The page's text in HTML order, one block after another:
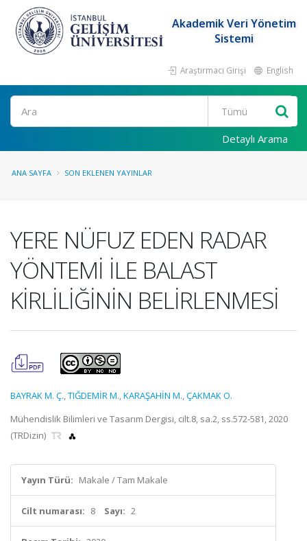
Akademik Veri Yönetim
Sistemi
Araştırmacı Girişi English
Ara
Detaylı Arama
ANA SAYFA SON EKLENEN YAYINLAR
YERE NÜFUZ EDEN RADAR
YÖNTEMİ İLE BALAST
KİRLİLİĞİNİN BELİRLENMESİ
BAYRAK M. Ç.,TIĞDEMİR M.,KARAŞAHİN M.,ÇAKMAK O.
Mühendislik Bilimleri ve Tasarım Dergisi, cilt.8, sa.2, ss.572-581, 2020
(TRDizin)
Yayın Türü: Makale / Tam Makale
Cilt numarası: 8 Sayı: 2